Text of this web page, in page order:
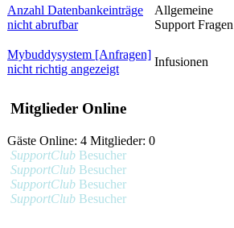
Anzahl Datenbankeinträge
nicht abrufbar
Allgemeine
Support Fragen
Mybuddysystem [Anfragen]
nicht richtig angezeigt
Infusionen
Mitglieder Online
Gäste Online: 4 Mitglieder: 0
SupportClub Besucher
SupportClub Besucher
SupportClub Besucher
SupportClub Besucher